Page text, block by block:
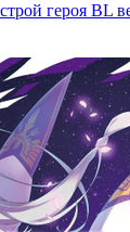
героя BL